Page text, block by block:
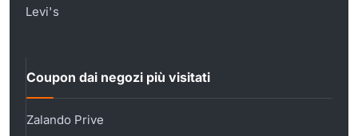
Levi's
Coupon dai negozi più visitati
Zalando Prive